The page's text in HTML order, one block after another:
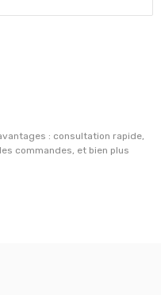
: consultation rapide,
commandes, et bien plus